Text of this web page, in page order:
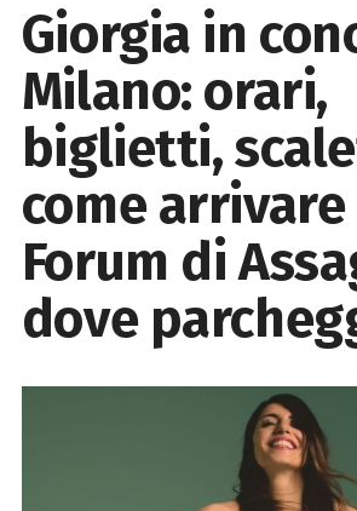
Giorgia in
Milano: orari,
biglietti,
come
Forum di
dove